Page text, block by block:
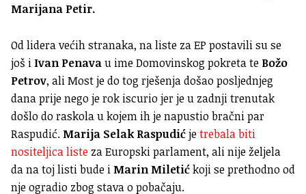
Marijana Petir.
Od lidera većih stranaka, na liste za EP postavili su se
još i Ivan Penavau ime Domovinskog pokreta te Božo
Petrov, ali Most je do tog rješenja došao posljednjeg
dana prije nego je rok iscurio jer je u zadnji trenutak
došlo do raskola u kojem ih je napustio bračni par
Raspudić. Marija Selak Raspudićjetrebala biti
nositeljica liste za Europski parlament, ali nije željela
da na toj listi bude i Marin Miletićkoji se prethodno od
nje ogradio zbog stava o pobačaju.